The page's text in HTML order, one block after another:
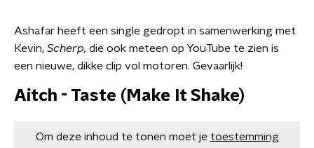
Ashafar heeft een single gedropt in samenwerking met
Kevin, Scherp, die ook meteen op YouTube te zien is
een nieuwe, dikke clip vol motoren. Gevaarlijk!
Aitch - Taste (Make It Shake)
Om deze inhoud te tonen moet je toestemming